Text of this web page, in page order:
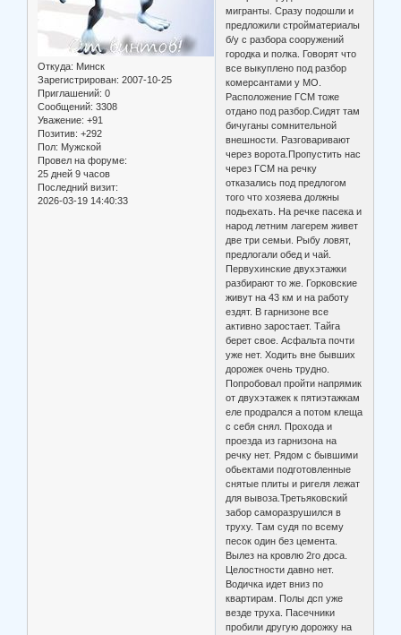
Откуда: Минск
Зарегистрирован: 2007-10-25
Приглашений: 0
Сообщений: 3308
Уважение: +91
Позитив: +292
Пол: Мужской
Провел на форуме:
25 дней 9 часов
Последний визит:
2026-03-19 14:40:33
мигранты. Сразу подошли и
предложили стройматериалы
б/у с разбора сооружений
городка и полка. Говорят что
все выкуплено под разбор
комерсантами у МО.
Расположение ГСМ тоже
отдано под разбор.Сидят там
бичуганы сомнительной
внешности. Разговаривают
через ворота.Пропустить нас
через ГСМ на речку
отказались под предлогом
того что хозяева должны
подьехать. На речке пасека и
народ летним лагерем живет
две три семьи. Рыбу ловят,
предлогали обед и чай.
Первухинские двухэтажки
разбирают то же. Горковские
живут на 43 км и на работу
ездят. В гарнизоне все
активно заростает. Тайга
берет свое. Асфальта почти
уже нет. Ходить вне бывших
дорожек очень трудно.
Попробовал пройти напрямик
от двухэтажек к пятиэтажкам
еле продрался а потом клеща
с себя снял. Прохода и
проезда из гарнизона на
речку нет. Рядом с бывшими
обьектами подготовленные
снятые плиты и ригеля лежат
для вывоза.Третьяковский
забор саморазрушился в
труху. Там судя по всему
песок один без цемента.
Вылез на кровлю 2го доса.
Целостности давно нет.
Водичка идет вниз по
квартирам. Полы дсп уже
везде труха. Пасечники
пробили другую дорожку на